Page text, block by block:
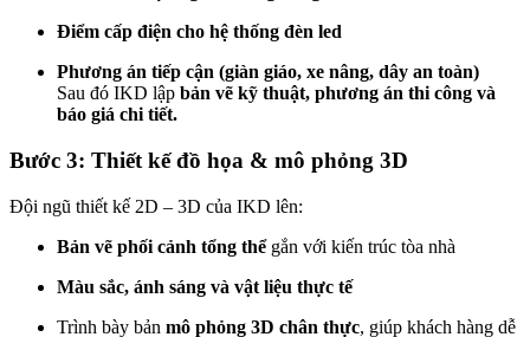
Điểm cấp điện cho hệ thống đèn led
Phương án tiếp cận (giàn giáo, xe nâng, dây an toàn)
Sau đó IKD lập bản vẽ kỹ thuật, phương án thi công và
báo giá chi tiết.
Bước 3: Thiết kế đồ họa & mô phỏng 3D
Đội ngũ thiết kế 2D – 3D của IKD lên:
Bản vẽ phối cảnh tổng thểgắn với kiến trúc tòa nhà
Màu sắc, ánh sáng và vật liệu thực tế
Trình bày bản mô phỏng 3D chân thực, giúp khách hàng dễ